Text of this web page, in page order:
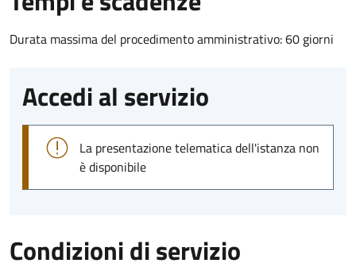
Durata massima del procedimento amministrativo: 60 giorni
Accedi al servizio
La presentazione telematica dell'istanza non
è disponibile
Condizioni di servizio